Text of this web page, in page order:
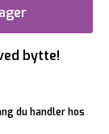
bytte!
du handler hos